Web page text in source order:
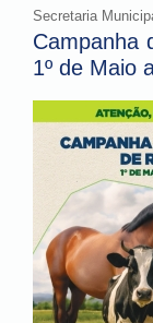
Secretaria
Campanha
1º de Maio